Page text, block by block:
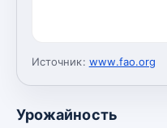
Источник: www.fao.org
Урожайность